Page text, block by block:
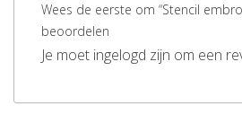
Wees de eerste om “Stencil
beoordelen
Je moet ingelogd zijn om een